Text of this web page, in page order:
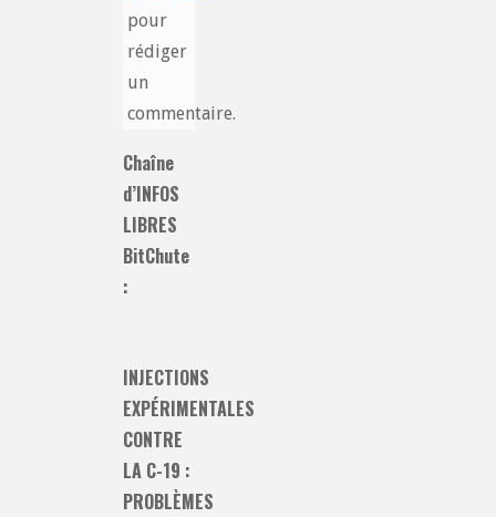
pour
rédiger
un
commentaire.
Chaîne
d’INFOS
LIBRES
BitChute
:
INJECTIONS
EXPÉRIMENTALES
CONTRE
LA C-19 :
PROBLÈMES